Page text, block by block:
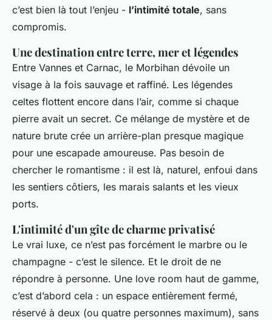
c’est bien là tout l’enjeu - l’intimité totale, sans
compromis.
Une destination entre terre, mer et légendes
Entre Vannes et Carnac, le Morbihan dévoile un
visage à la fois sauvage et raffiné. Les légendes
celtes flottent encore dans l’air, comme si chaque
pierre avait un secret. Ce mélange de mystère et de
nature brute crée un arrière-plan presque magique
pour une escapade amoureuse. Pas besoin de
chercher le romantisme : il est là, naturel, enfoui dans
les sentiers côtiers, les marais salants et les vieux
ports.
L'intimité d'un gîte de charme privatisé
Le vrai luxe, ce n’est pas forcément le marbre ou le
champagne - c’est le silence. Et le droit de ne
répondre à personne. Une love room haut de gamme,
c’est d’abord cela : un espace entièrement fermé,
réservé à deux (ou quatre personnes maximum), sans